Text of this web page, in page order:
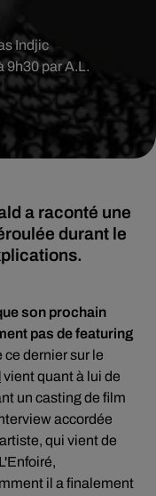
9h30 par A.L.
Indjic
a raconté une
durant le
son prochain
pas de featuring
ce dernier sur le
vient quant à lui de
un casting de film
accordée
qui vient de
il a finalement